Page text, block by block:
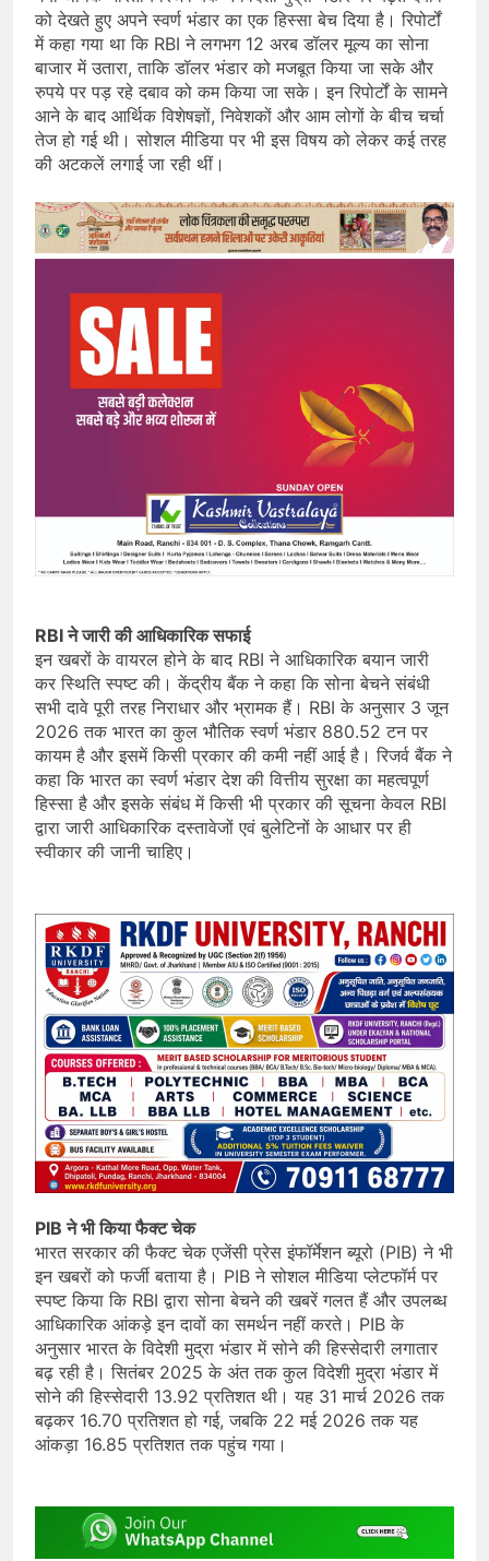
को देखते हुए अपने स्वर्ण भंडार का एक हिस्सा बेच दिया है। रिपोर्टों
में कहा गया था कि RBI ने लगभग 12 अरब डॉलर मूल्य का सोना
बाजार में उतारा, ताकि डॉलर भंडार को मजबूत किया जा सके और
रुपये पर पड़ रहे दबाव को कम किया जा सके। इन रिपोर्टों के सामने
आने के बाद आर्थिक विशेषज्ञों, निवेशकों और आम लोगों के बीच चर्चा
तेज हो गई थी। सोशल मीडिया पर भी इस विषय को लेकर कई तरह
की अटकलें लगाई जा रही थीं।
RBI ने जारी की आधिकारिक सफाई
इन खबरों के वायरल होने के बाद RBI ने आधिकारिक बयान जारी
कर स्थिति स्पष्ट की। केंद्रीय बैंक ने कहा कि सोना बेचने संबंधी
सभी दावे पूरी तरह निराधार और भ्रामक हैं। RBI के अनुसार 3 जून
2026 तक भारत का कुल भौतिक स्वर्ण भंडार 880.52 टन पर
कायम है और इसमें किसी प्रकार की कमी नहीं आई है। रिजर्व बैंक ने
कहा कि भारत का स्वर्ण भंडार देश की वित्तीय सुरक्षा का महत्वपूर्ण
हिस्सा है और इसके संबंध में किसी भी प्रकार की सूचना केवल RBI
द्वारा जारी आधिकारिक दस्तावेजों एवं बुलेटिनों के आधार पर ही
स्वीकार की जानी चाहिए।
PIB ने भी किया फैक्ट चेक
भारत सरकार की फैक्ट चेक एजेंसी प्रेस इंफॉर्मेशन ब्यूरो (PIB) ने भी
इन खबरों को फर्जी बताया है। PIB ने सोशल मीडिया प्लेटफॉर्म पर
स्पष्ट किया कि RBI द्वारा सोना बेचने की खबरें गलत हैं और उपलब्ध
आधिकारिक आंकड़े इन दावों का समर्थन नहीं करते। PIB के
अनुसार भारत के विदेशी मुद्रा भंडार में सोने की हिस्सेदारी लगातार
बढ़ रही है। सितंबर 2025 के अंत तक कुल विदेशी मुद्रा भंडार में
सोने की हिस्सेदारी 13.92 प्रतिशत थी। यह 31 मार्च 2026 तक
बढ़कर 16.70 प्रतिशत हो गई, जबकि 22 मई 2026 तक यह
आंकड़ा 16.85 प्रतिशत तक पहुंच गया।